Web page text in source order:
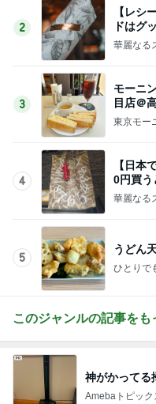
2
【レシ
ドはグ
1円に
華麗なる
3
モーニ
目店＠
東京モー
4
【日本
0円買う
華麗なる
5
うどん
ひとりで
このジャンルの記事をも
神がかってる
Amebaトピック